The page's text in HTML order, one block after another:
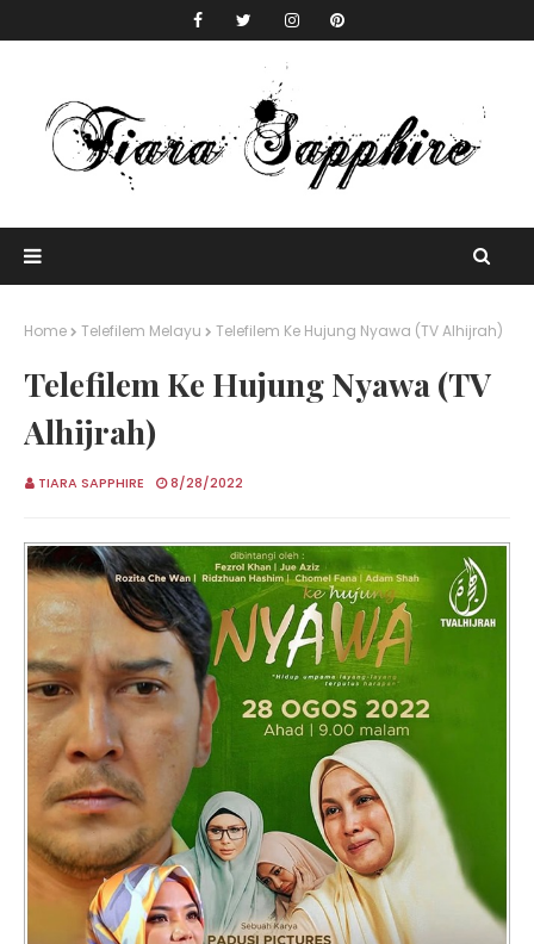
Home Telefilem Melayu Telefilem Ke Hujung Nyawa (TV Alhijrah)
Telefilem Ke Hujung Nyawa (TV
Alhijrah)
TIARA SAPPHIRE 8/28/2022